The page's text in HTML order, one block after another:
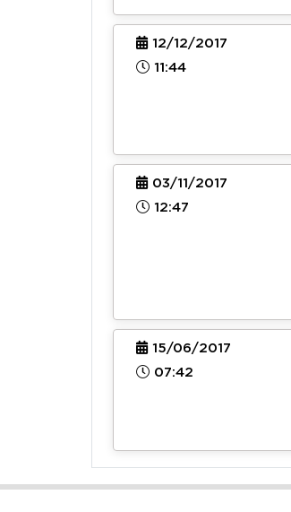
12/12/2017
11:44
03/11/2017
12:47
15/06/2017
07:42